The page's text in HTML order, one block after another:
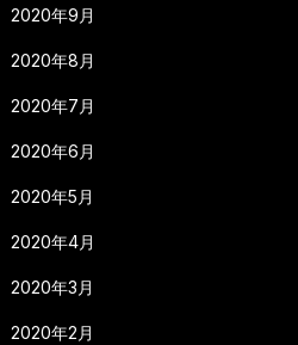
2020年9月
2020年8月
2020年7月
2020年6月
2020年5月
2020年4月
2020年3月
2020年2月